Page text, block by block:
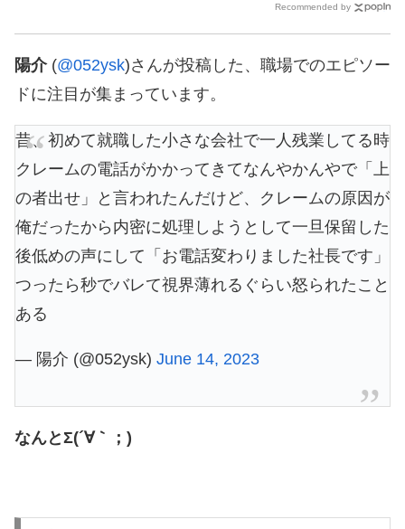
Recommended by
陽介(@052ysk)さんが投稿した、職場でのエピソー
ドに注目が集まっています。
昔、初めて就職した小さな会社で一人残業してる時
クレームの電話がかかってきてなんやかんやで「上
の者出せ」と言われたんだけど、クレームの原因が
俺だったから内密に処理しようとして一旦保留した
後低めの声にして「お電話変わりました社長です」
つったら秒でバレて視界薄れるぐらい怒られたこと
ある
— 陽介 (@052ysk) June 14, 2023
なんとΣ(´∀｀；)